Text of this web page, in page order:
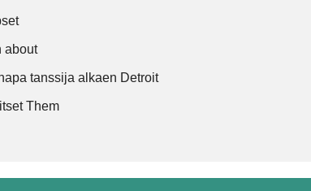
about
tanssija alkaen Detroit
Them